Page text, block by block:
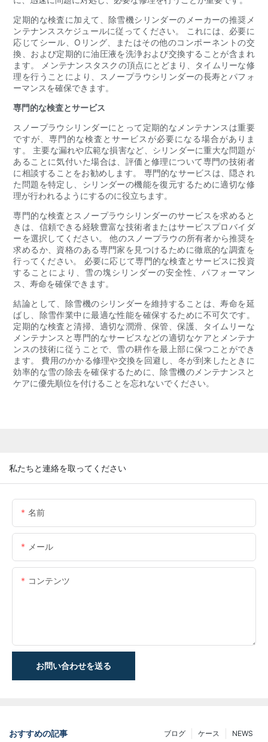
定期的な検査に加えて、除雪機シリンダーのメーカーの推奨メ
ンテナンススケジュールに従ってください。 これには、必要に
応じてシール、Oリング、またはその他のコンポーネントの交
換、および定期的に油圧液を洗浄および交換することが含まれ
ます。 メンテナンスタスクの頂点にとどまり、タイムリーな修
理を行うことにより、スノープラウシリンダーの長寿とパフォ
ーマンスを確保できます。
専門的な検査とサービス
スノープラウシリンダーにとって定期的なメンテナンスは重要
ですが、専門的な検査とサービスが必要になる場合がありま
す。 主要な漏れや広範な損害など、シリンダーに重大な問題が
あることに気付いた場合は、評価と修理について専門の技術者
に相談することをお勧めします。 専門的なサービスは、隠され
た問題を特定し、シリンダーの機能を復元するために適切な修
理が行われるようにするのに役立ちます。
専門的な検査とスノープラウシリンダーのサービスを求めると
きは、信頼できる経験豊富な技術者またはサービスプロバイダ
ーを選択してください。 他のスノープラウの所有者から推奨を
求めるか、資格のある専門家を見つけるために徹底的な調査を
行ってください。 必要に応じて専門的な検査とサービスに投資
することにより、雪の塊シリンダーの安全性、パフォーマン
ス、寿命を確保できます。
結論として、除雪機のシリンダーを維持することは、寿命を延
ばし、除雪作業中に最適な性能を確保するために不可欠です。
定期的な検査と清掃、適切な潤滑、保管、保護、タイムリーな
メンテナンスと専門的なサービスなどの適切なケアとメンテナ
ンスの技術に従うことで、雪の耕作を最上部に保つことができ
ます。 費用のかかる修理や交換を回避し、冬が到来したときに
効率的な雪の除去を確保するために、除雪機のメンテナンスと
ケアに優先順位を付けることを忘れないでください。
私たちと連絡を取ってください
名前
メール
コンテンツ
お問い合わせを送る
おすすめの記事 NEWS
ケース
ブログ